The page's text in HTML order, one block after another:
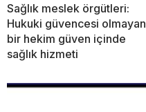
Sağlık meslek örgütleri:
Hukuki güvencesi olmayan
bir hekim güven içinde
sağlık hizmeti